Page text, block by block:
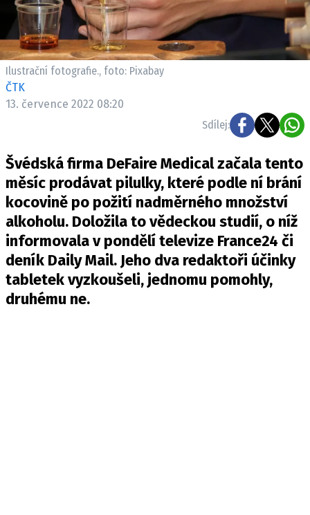
Máte příběh, fotku nebo video?
Pošlete e-mail na newsbox.cz
VYDAVATEL
INZERCE
OSOBNÍ ÚDAJE / COOKIES
VOLNÁ MÍSTA
Provozovatelem serveru newsbox.cz je
Ilustrační fotografie., foto: Pixabay
ČTK
13. července 2022 08:20
Sdílej:
Švédská firma DeFaire Medical začala tento
měsíc prodávat pilulky, které podle ní brání
kocovině po požití nadměrného množství
alkoholu. Doložila to vědeckou studií, o níž
informovala v pondělí televize France24 či
deník Daily Mail. Jeho dva redaktoři účinky
tabletek vyzkoušeli, jednomu pomohly,
druhému ne.